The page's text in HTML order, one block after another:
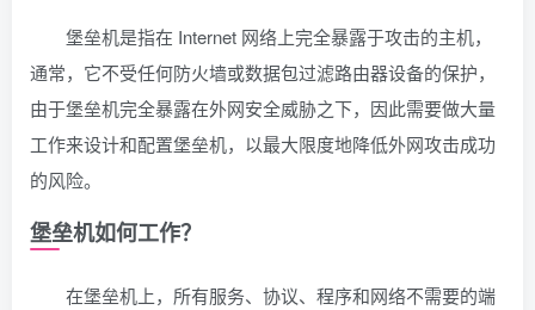
堡垒机是指在 Internet 网络上完全暴露于攻击的主机，
通常，它不受任何防火墙或数据包过滤路由器设备的保护，
由于堡垒机完全暴露在外网安全威胁之下，因此需要做大量
工作来设计和配置堡垒机，以最大限度地降低外网攻击成功
的风险。
堡垒机如何工作？
在堡垒机上，所有服务、协议、程序和网络不需要的端